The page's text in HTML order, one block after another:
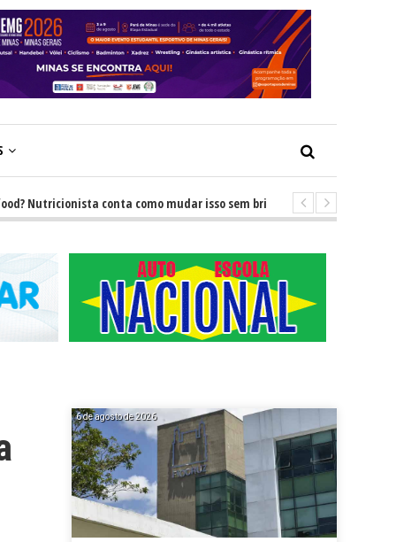
conta como mudar isso sem brigas GRNEWS TV:
6 de agosto de 2026